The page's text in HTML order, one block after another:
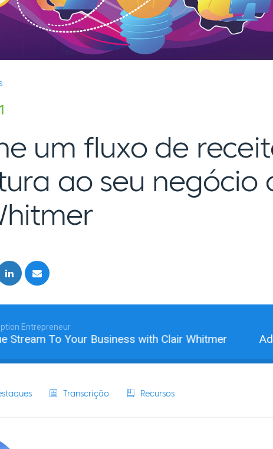
um fluxo de
ao seu negócio
Entrepreneur
To Your Business with Clair Whitmer Add
Transcrição Recursos